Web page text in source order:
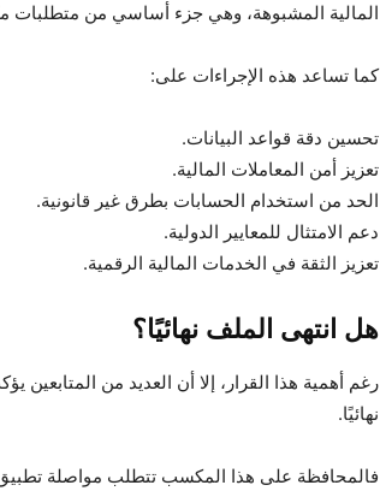
المالية المشبوهة، وهي جزء أساسي من متطلبات
كما تساعد هذه الإجراءات على:
تحسين دقة قواعد البيانات.
تعزيز أمن المعاملات المالية.
الحد من استخدام الحسابات بطرق غير قانونية.
دعم الامتثال للمعايير الدولية.
تعزيز الثقة في الخدمات المالية الرقمية.
هل انتهى الملف نهائيًا؟
رغم أهمية هذا القرار، إلا أن العديد من المتابعين
نهائيًا.
فالمحافظة على هذا المكسب تتطلب مواصلة تطبيق